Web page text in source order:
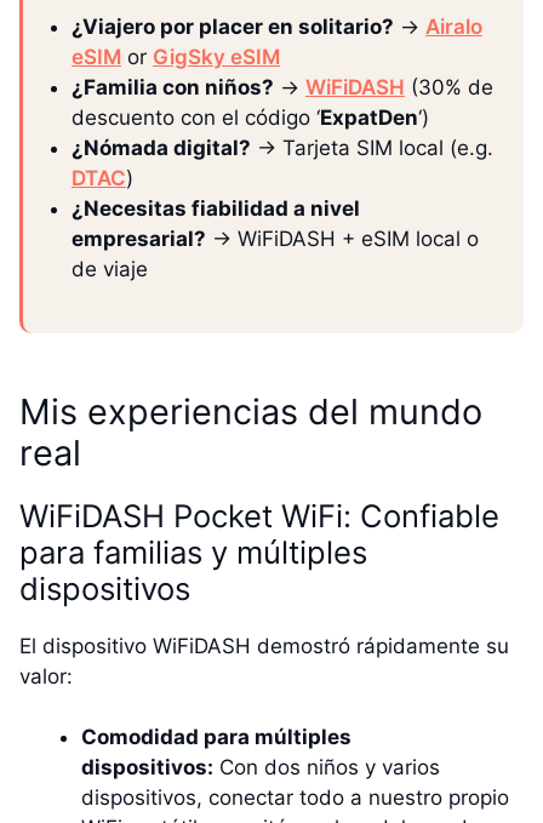
¿Viajero por placer en solitario? → Airalo
eSIM or GigSky eSIM
¿Familia con niños? → WiFiDASH (30% de
descuento con el código ‘ExpatDen‘)
¿Nómada digital? → Tarjeta SIM local (e.g.
DTAC)
¿Necesitas fiabilidad a nivel
empresarial? → WiFiDASH + eSIM local o
de viaje
Mis experiencias del mundo
real
WiFiDASH Pocket WiFi: Confiable
para familias y múltiples
dispositivos
El dispositivo WiFiDASH demostró rápidamente su
valor:
Comodidad para múltiples
dispositivos: Con dos niños y varios
dispositivos, conectar todo a nuestro propio